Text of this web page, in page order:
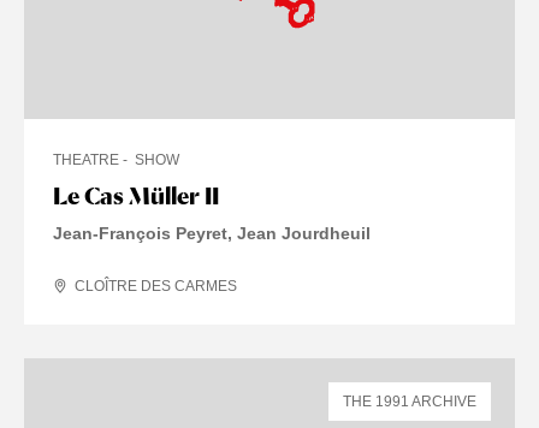
Le Cas Müller II
THEATRE SHOW
Jean-François Peyret, Jean Jourdheuil
CLOÎTRE DES CARMES
THE 1991 ARCHIVE